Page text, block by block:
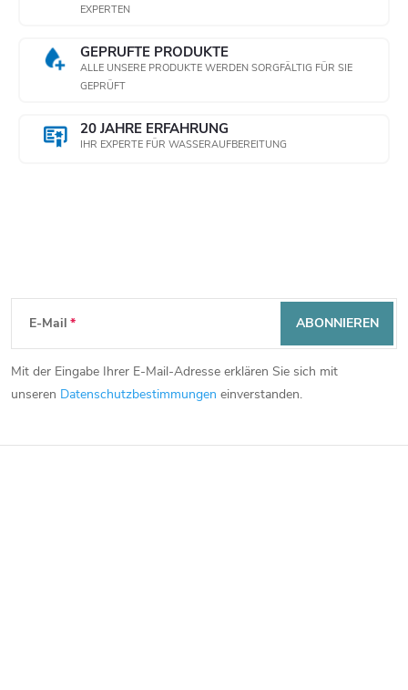
EXPERTEN
GEPRÜFTE PRODUKTE
ALLE UNSERE PRODUKTE WERDEN SORGFÄLTIG FÜR SIE
GEPRÜFT
20 JAHRE ERFAHRUNG
IHR EXPERTE FÜR WASSERAUFBEREITUNG
F
u
ß
z
E-Mail
Mit der Eingabe Ihrer E-Mail-Adresse erklären Sie sich mit
unseren Datenschutzbestimmungen einverstanden.
ABONNIEREN